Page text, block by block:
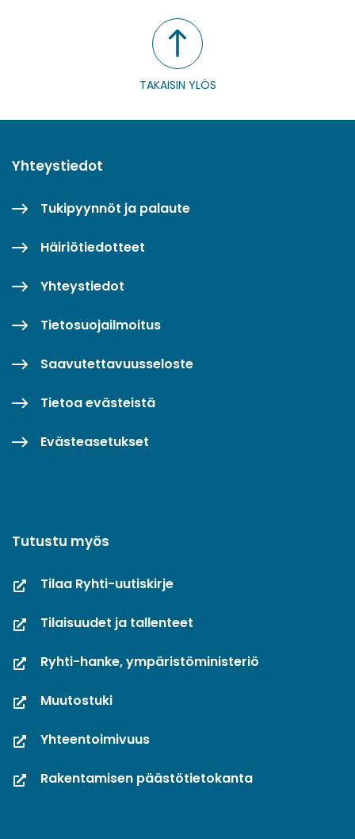
TAKAISIN YLÖS
Yhteystiedot
Tukipyynnöt ja palaute
Häiriötiedotteet
Yhteystiedot
Tietosuojailmoitus
Saavutettavuusseloste
Tietoa evästeistä
Evästeasetukset
Tutustu myös
Tilaa Ryhti-uutiskirje
Tilaisuudet ja tallenteet
Ryhti-hanke, ympäristöministeriö
Muutostuki
Yhteentoimivuus
Rakentamisen päästötietokanta